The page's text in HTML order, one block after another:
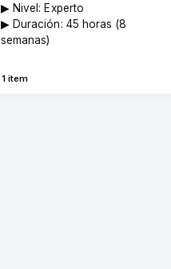
▶︎ Nivel: Experto
▶︎ Duración: 45 horas (8
semanas)
1 item